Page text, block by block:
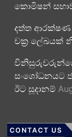
කොමිෂන්
දත්ත ආරක්ෂණ
චක්‍ර ලේඛයක්
විනිසුරුවරුන්ගේ
සංශෝධනයට
ඊට සූදානම්
CONTACT US